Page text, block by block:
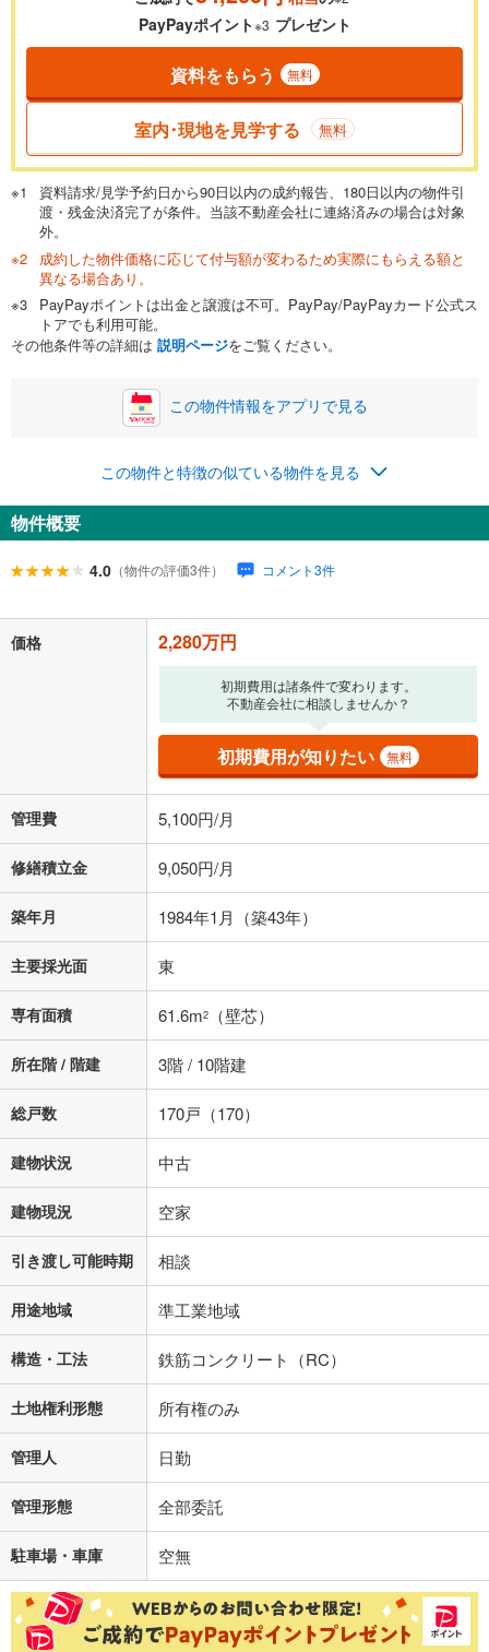
0.01%
一般的には最長35年まで借り入れ可能です。多くの金融機関
が完済時の年齢は80歳までを条件としています。
閉じる
頭金 万円
0万円 2,280万円
自己資金から住宅購入にかけられる金額を入力してくださ
い。一般的には物件価格の2割までが目安です。
閉じる
ボーナス
万円
0円
ナス時の増額分（1回分）を入力してください。
ボーナス払いの限度額は金融機関によって異なります。
閉じる
月々の返済額
ローン返済額 59,185円（頭金比率 0%）
「金利」については、ご利用を予定されている金融機関等にご確認の
る値は、実際の金融機関等における貸出金利とは何ら関係がなく、実際
の金融機関等における貸出金利を何ら保証するものではありません。返
済方法「元利均等返済」にて算出しております。入力された金利を35年
適用した場合の計算結果を表示しています。
その他月額費用や、初期費用がかかります。ご注意ください。実際にお
条件によってお借り入れができないことがあります。
不動産会社に購入相談をする
閉じる
PayPayポイント※3 プレゼント
資料をもらう 無料
室内･現地を見学する 無料
資料請求/見学予約日から90日以内の成約報告、180日以内の物件引
渡・残金決済完了が条件。当該不動産会社に連絡済みの場合は対象
外。
成約した物件価格に応じて付与額が変わるため実際にもらえる額と
異なる場合あり。
PayPayポイントは出金と譲渡は不可。PayPay/PayPayカード公式ス
トアでも利用可能。
その他条件等の詳細は 説明ページをご覧ください。
この物件情報をアプリで見る
この物件と特徴の似ている物件を見る
物件概要
4.0 （物件の評価3件） コメント3件
価格 2,280万円
初期費用は諸条件で変わります。
不動産会社に相談しませんか？
初期費用が知りたい 無料
管理費 5,100円/月
修繕積立金 9,050円/月
築年月 1984年1月（築43年）
主要採光面 東
専有面積 61.6m2 （壁芯）
所在階 / 階建 3階 / 10階建
総戸数 170戸（170）
建物状況 中古
建物現況 空家
引き渡し可能時期 相談
用途地域 準工業地域
構造・工法 鉄筋コンクリート（RC）
土地権利形態 所有権のみ
管理人 日勤
管理形態 全部委託
駐車場・車庫 空無